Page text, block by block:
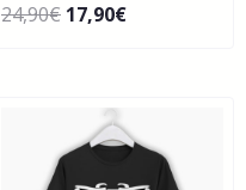
24,90€ 17,90€